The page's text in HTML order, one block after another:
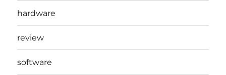
hardware
review
software